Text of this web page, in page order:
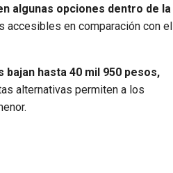
algunas opciones dentro de la
accesibles en comparación con el
hasta 40 mil 950 pesos,
alternativas permiten a los